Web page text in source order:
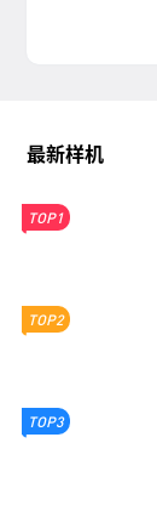
最新样机
TOP1
TOP2
TOP3